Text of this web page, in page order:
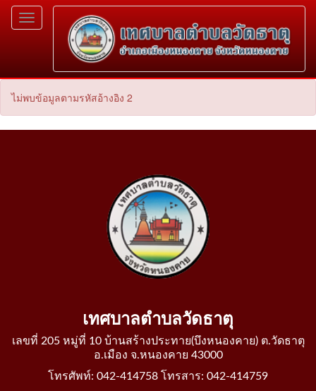
Toggle
navigation
ไม่พบข้อมูลตามรหัสอ้างอิง 2
เทศบาลตำบลวัดธาตุ
เลขที่ 205 หมู่ที่ 10 บ้านสร้างประทาย(บึงหนองคาย) ต.วัดธาตุ
อ.เมือง จ.หนองคาย 43000
โทรศัพท์: 042-414758 โทรสาร: 042-414759